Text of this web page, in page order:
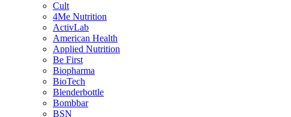
Cult
4Me Nutrition
ActivLab
American Health
Applied Nutrition
Be First
Biopharma
BioTech
Blenderbottle
Bombbar
BSN